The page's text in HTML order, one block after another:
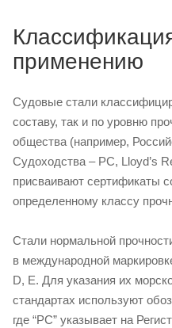
применению
Судовые стали
составу, так и по уровню
общества (например,
Судоходства – РС, Lloyd’s
присваивают сертификаты
определенному классу
Стали нормальной
в международной
D, E. Для указания их
стандартах используют
где “РС” указывает на